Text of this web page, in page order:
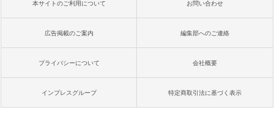
本サイトのご利用について お問い合わせ
広告掲載のご案内 編集部へのご連絡
プライバシーについて 会社概要
インプレスグループ 特定商取引法に基づく表示